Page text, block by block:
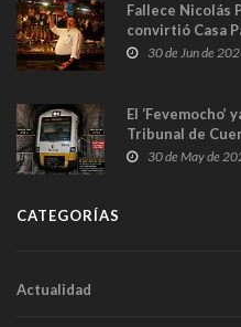
Fallece Nicolás
convirtió Casa
en Madrid
30 de Jun de
El ‘Fevemocho’
Tribunal de
sobrecoste de
30 de May de
CATEGORÍAS
Actualidad